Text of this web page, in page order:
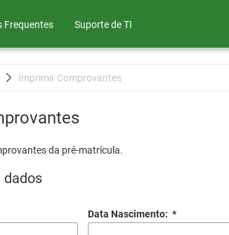
Frequentes Suporte de TI
Imprimir Comprovantes
da pré-matrícula.
dados
Data Nascimento: *